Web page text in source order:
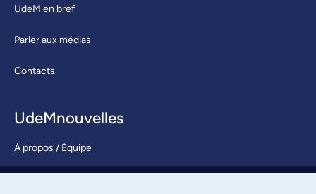
UdeM en bref
Parler aux médias
Contacts
UdeMnouvelles
À propos / Équipe